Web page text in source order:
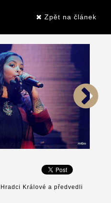
Zpět na článek
Králové a předvedli